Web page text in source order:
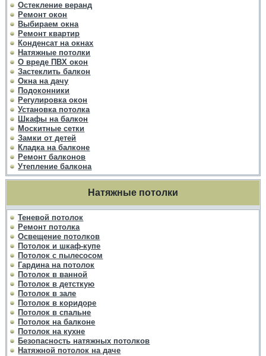
Остекление веранд
Ремонт окон
Выбираем окна
Ремонт квартир
Конденсат на окнах
Натяжные потолки
О вреде ПВХ окон
Застеклить балкон
Окна на дачу
Подоконники
Регулировка окон
Установка потолка
Шкафы на балкон
Москитные сетки
Замки от детей
Кладка на балконе
Ремонт балконов
Утепление балкона
Натяжные потолки
Теневой потолок
Ремонт потолка
Освещение потолков
Потолок и шкаф-купе
Потолок с пылесосом
Гардина на потолок
Потолок в ванной
Потолок в детсткую
Потолок в зале
Потолок в коридоре
Потолок в спальне
Потолок на балконе
Потолок на кухне
Безопасность натяжных потолков
Натяжной потолок на даче